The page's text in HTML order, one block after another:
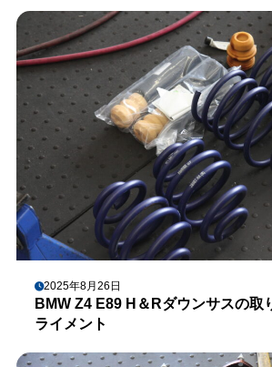
2025年8月26日
BMW Z4 E89 H＆Rダウンサスの取
ライメント